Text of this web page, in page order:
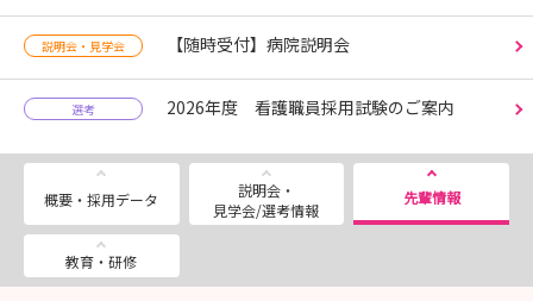
説明会・見学会 【随時受付】病院説明会
選考 2026年度 看護職員採用試験のご案内
概要・採用データ
説明会・
見学会/選考情報
先輩情報
教育・研修